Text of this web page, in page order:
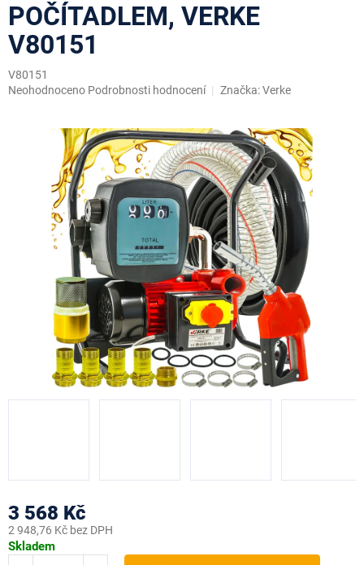
POČÍTADLEM, VERKE
V80151
V80151
Průměrné
hvězdiček.
Neohodnoceno Podrobnosti hodnocení Značka:Verke
3 568 Kč
2 948,76 Kč bez DPH
Měrná
Skladem